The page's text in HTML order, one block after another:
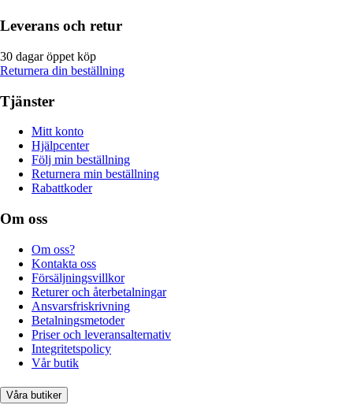
Leverans och retur
30 dagar öppet köp
Returnera din beställning
Tjänster
Mitt konto
Hjälpcenter
Följ min beställning
Returnera min beställning
Rabattkoder
Om oss
Om oss?
Kontakta oss
Försäljningsvillkor
Returer och återbetalningar
Ansvarsfriskrivning
Betalningsmetoder
Priser och leveransalternativ
Integritetspolicy
Vår butik
Våra butiker